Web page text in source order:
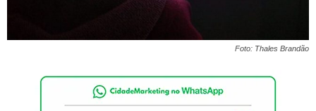
Foto: Thales Brandão